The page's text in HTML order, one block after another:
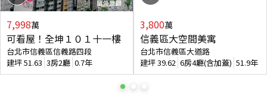
7,998萬
可看屋！全坤１０１十一樓
台北市信義區信義路四段
建坪51.63 3房2廳 0.7年
3,800萬
信義區大空間美寓
台北市信義區大道路
建坪39.62 6房4廳(含加蓋) 51.9年